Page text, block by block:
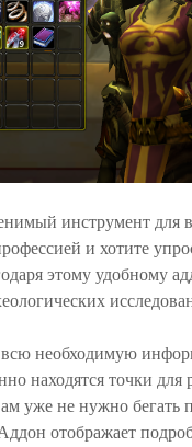
инструмент для
и хотите
этому удобному
всю необходимую
находятся точки
уже не нужно бегать
Аддон отображает